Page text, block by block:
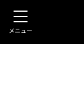
メニュー